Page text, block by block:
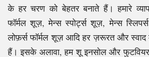
के हर चरण को बेहतर बनाते हैं। हमारे
फॉर्मल शूज़, मेन्स स्पोर्ट्स शूज़, मेन्स
लोफ़र्स फॉर्मल शूज़ आदि हर ज़रूरत और स्वाद
हैं। इसके अलावा, हम शू इनसोल और फुटवियर